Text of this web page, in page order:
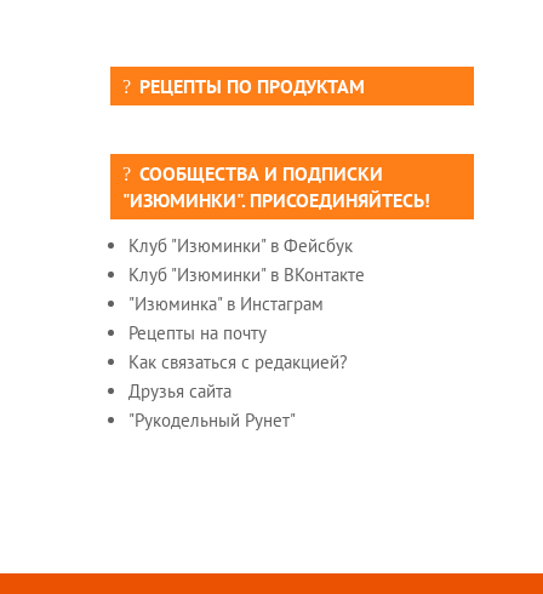
РЕЦЕПТЫ ПО ПРОДУКТАМ
СООБЩЕСТВА И ПОДПИСКИ
"ИЗЮМИНКИ". ПРИСОЕДИНЯЙТЕСЬ!
Клуб "Изюминки" в Фейсбук
Клуб "Изюминки" в ВКонтакте
"Изюминка" в Инстаграм
Рецепты на почту
Как связаться с редакцией?
Друзья сайта
"Рукодельный Рунет"